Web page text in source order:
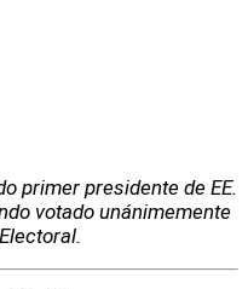
primer presidente de EE.
votado unánimemente